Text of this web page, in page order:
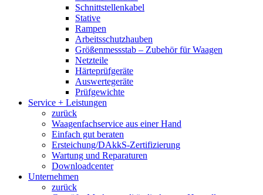
Schnittstellenkabel
Stative
Rampen
Arbeitsschutzhauben
Größenmessstab – Zubehör für Waagen
Netzteile
Härteprüfgeräte
Auswertegeräte
Prüfgewichte
Service + Leistungen
zurück
Waagenfachservice aus einer Hand
Einfach gut beraten
Ersteichung/DAkkS-Zertifizierung
Wartung und Reparaturen
Downloadcenter
Unternehmen
zurück